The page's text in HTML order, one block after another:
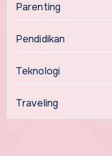
Parenting
Pendidikan
Teknologi
Traveling